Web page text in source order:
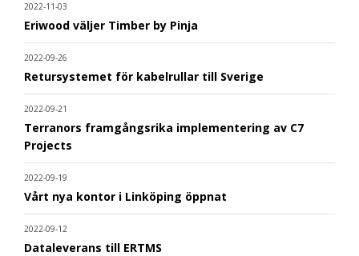
2022-11-03
Eriwood väljer Timber by Pinja
2022-09-26
Retursystemet för kabelrullar till Sverige
2022-09-21
Terranors framgångsrika implementering av C7
Projects
2022-09-19
Vårt nya kontor i Linköping öppnat
2022-09-12
Dataleverans till ERTMS